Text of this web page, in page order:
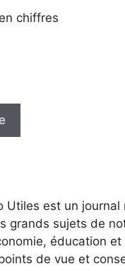
chiffres
Utiles est un
grands sujets de
éducation
de vue et